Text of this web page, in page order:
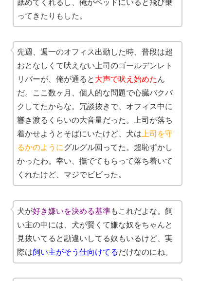
舐めてくれるし、俺がベッドにいると飛び乗
ってきたりもした。
先週、週一のオフィス出勤した時、普段は超
おとなしくて吠えない上司のゴールデンレト
リバーが、俺が通ると 大声で吠え始めたん
だ。ここ数ヶ月、個人的な問題で心臓バクバ
クしてたからな。冗談抜きで、オフィス中に
響き渡るくらいの大音量だった。上司が落ち
着かせようとそばにいたけど、犬は上司を守
るかのようにグルグル回ってた。超恥ずかし
かったわ。幸い、撫でてもらって落ち着いて
くれたけど、マジでビビった。
犬が好き嫌いを決める基準もこれだよな。飼
い主の中には、犬が賢くて嫌な奴をちゃんと
見抜いてると勘違いしてる奴もいるけど、実
際は飼い主がそう仕向けてるだけなのにね。